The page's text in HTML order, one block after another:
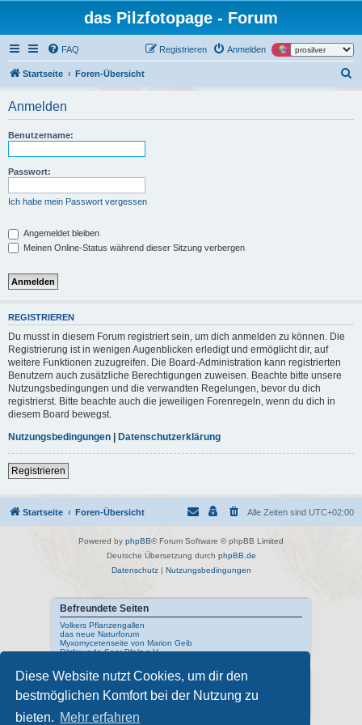
Diese Website nutzt Cookies, um dir den
bestmöglichen Komfort bei der Nutzung zu
bieten. Mehr erfahren
das Pilzfotopage - Forum
FAQ Anmelden
Registrieren
Startseite Foren-Übersicht
u
Anmelden
Benutzername:
Passwort:
Ich habe mein Passwort vergessen
Angemeldet bleiben
Meinen Online-Status während dieser Sitzung verbergen
REGISTRIEREN
Du musst in diesem Forum registriert sein, um dich anmelden zu können. Die
Registrierung ist in wenigen Augenblicken erledigt und ermöglicht dir, auf
weitere Funktionen zuzugreifen. Die Board-Administration kann registrierten
Benutzern auch zusätzliche Berechtigungen zuweisen. Beachte bitte unsere
Nutzungsbedingungen und die verwandten Regelungen, bevor du dich
registrierst. Bitte beachte auch die jeweiligen Forenregeln, wenn du dich in
diesem Board bewegst.
Nutzungsbedingungen | Datenschutzerklärung
Registrieren
Startseite Foren-Übersicht Alle Zeiten sind UTC+02:00
Powered by phpBB® Forum Software © phpBB Limited
Deutsche Übersetzung durch phpBB.de
Datenschutz| Nutzungsbedingungen
Befreundete Seiten
Volkers Pflanzengallen
das neue Naturforum
Myxomycetenseite von Marion Geib
Pilzfreunde Saar-Pfalz e.V.
Interne Links
Mykologisches Lexikon
meine Naturfotos
Pilzfotopage - Suchmaschine